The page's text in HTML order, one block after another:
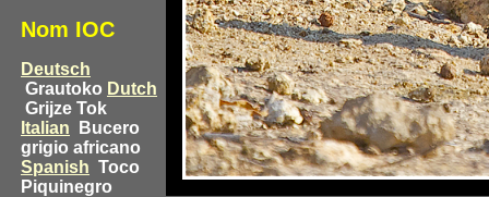
Nom IOC
Deutsch
Grautoko Dutch
Grijze Tok
Italian
Bucero
grigio africano
Spanish Toco
Piquinegro